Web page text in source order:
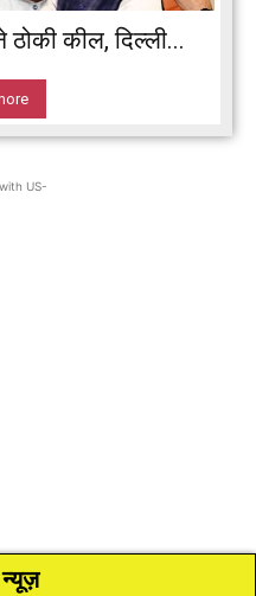
कील, दिल्ली...
US-